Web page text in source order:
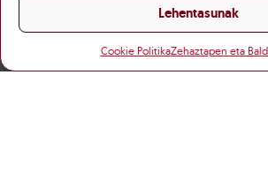
Lehentasunak
Cookie PolitikaZehaztapen eta